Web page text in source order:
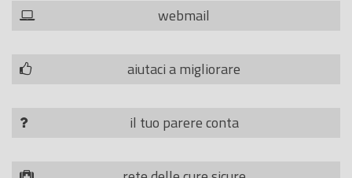
webmail
aiutaci a migliorare
il tuo parere conta